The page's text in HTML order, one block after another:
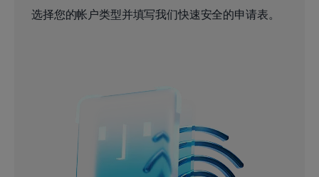
选择您的帐户类型并填写我们快速安全的申请表。